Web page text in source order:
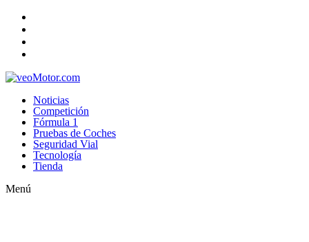
Noticias
Competición
Fórmula 1
Pruebas de Coches
Seguridad Vial
Tecnología
Tienda
Menú